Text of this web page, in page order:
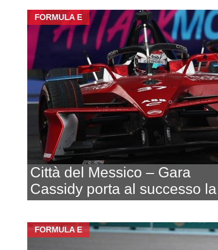
FORMULA E
Città del Messico – Gara
Cassidy porta al successo
FORMULA E